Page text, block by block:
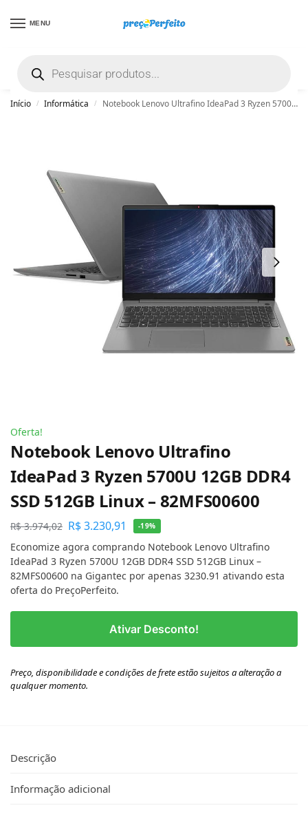
MENU
Início / Informática / Notebook Lenovo Ultrafino IdeaPad 3 Ryzen 5700U 12GB DDR4 SSD 512GB Linux – 82MFS00600
Oferta!
Notebook Lenovo Ultrafino
IdeaPad 3 Ryzen 5700U 12GB DDR4
SSD 512GB Linux – 82MFS00600
R$3.974,02 R$3.230,91 -19%
Economize agora comprando Notebook Lenovo Ultrafino
IdeaPad 3 Ryzen 5700U 12GB DDR4 SSD 512GB Linux –
82MFS00600 na Gigantec por apenas 3230.91 ativando esta
oferta do PreçoPerfeito.
Ativar Desconto!
Preço, disponibilidade e condições de frete estão sujeitos a alteração a
qualquer momento.
Descrição
Informação adicional